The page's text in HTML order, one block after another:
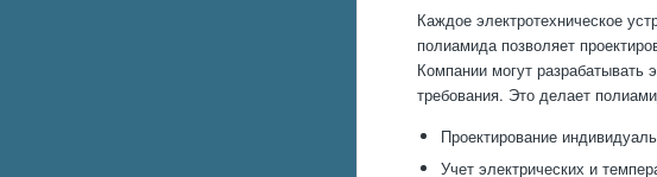
Каждое электротехническое
полиамида позволяет
Компании могут
требования. Это делает
Проектирование
Учет электрических и